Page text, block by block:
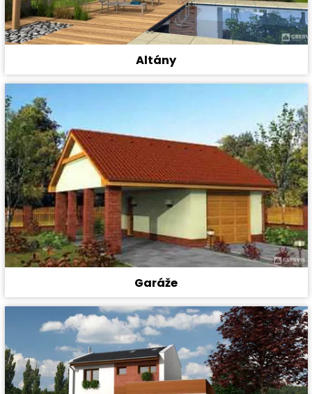
Altány
Garáže